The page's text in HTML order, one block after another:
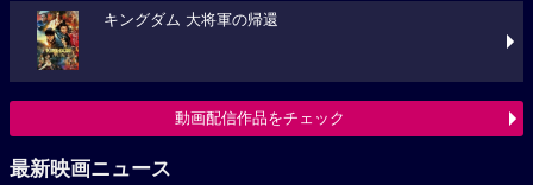
キングダム 大将軍の帰還
動画配信作品をチェック
最新映画ニュース